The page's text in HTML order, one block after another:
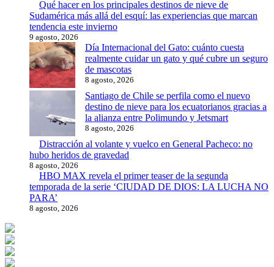
Qué hacer en los principales destinos de nieve de
Sudamérica más allá del esquí: las experiencias que marcan
tendencia este invierno
9 agosto, 2026
Día Internacional del Gato: cuánto cuesta
realmente cuidar un gato y qué cubre un seguro
de mascotas
8 agosto, 2026
Santiago de Chile se perfila como el nuevo
destino de nieve para los ecuatorianos gracias a
la alianza entre Polimundo y Jetsmart
8 agosto, 2026
Distracción al volante y vuelco en General Pacheco: no
hubo heridos de gravedad
8 agosto, 2026
HBO MAX revela el primer teaser de la segunda
temporada de la serie ‘CIUDAD DE DIOS: LA LUCHA NO
PARA’
8 agosto, 2026